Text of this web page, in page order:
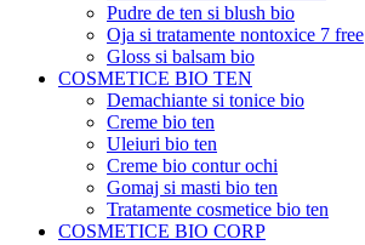
Pudre de ten si blush bio
Oja si tratamente nontoxice 7 free
Gloss si balsam bio
COSMETICE BIO TEN
Demachiante si tonice bio
Creme bio ten
Uleiuri bio ten
Creme bio contur ochi
Gomaj si masti bio ten
Tratamente cosmetice bio ten
COSMETICE BIO CORP